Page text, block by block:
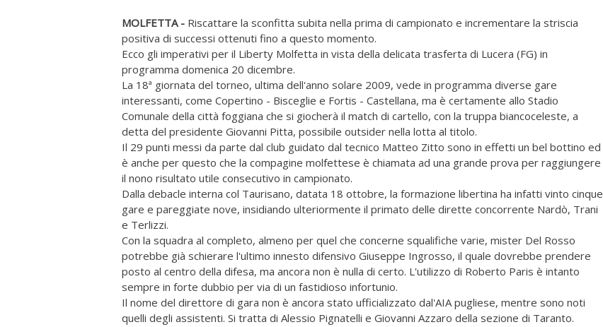
MOLFETTA - Riscattare la sconfitta subita nella prima di campionato e incrementare la striscia
positiva di successi ottenuti fino a questo momento.
Ecco gli imperativi per il Liberty Molfetta in vista della delicata trasferta di Lucera (FG) in
programma domenica 20 dicembre.
La 18ª giornata del torneo, ultima dell'anno solare 2009, vede in programma diverse gare
interessanti, come Copertino - Bisceglie e Fortis - Castellana, ma è certamente allo Stadio
Comunale della città foggiana che si giocherà il match di cartello, con la truppa biancoceleste, a
detta del presidente Giovanni Pitta, possibile outsider nella lotta al titolo.
Il 29 punti messi da parte dal club guidato dal tecnico Matteo Zitto sono in effetti un bel bottino ed
è anche per questo che la compagine molfettese è chiamata ad una grande prova per raggiungere
il nono risultato utile consecutivo in campionato.
Dalla debacle interna col Taurisano, datata 18 ottobre, la formazione libertina ha infatti vinto cinque
gare e pareggiate nove, insidiando ulteriormente il primato delle dirette concorrente Nardò, Trani
e Terlizzi.
Con la squadra al completo, almeno per quel che concerne squalifiche varie, mister Del Rosso
potrebbe già schierare l'ultimo innesto difensivo Giuseppe Ingrosso, il quale dovrebbe prendere
posto al centro della difesa, ma ancora non è nulla di certo. L'utilizzo di Roberto Paris è intanto
sempre in forte dubbio per via di un fastidioso infortunio.
Il nome del direttore di gara non è ancora stato ufficializzato dal'AIA pugliese, mentre sono noti
quelli degli assistenti. Si tratta di Alessio Pignatelli e Giovanni Azzaro della sezione di Taranto.